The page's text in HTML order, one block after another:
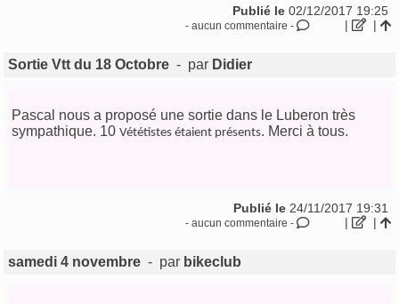
Publié le 02/12/2017 19:25
- aucun commentaire - | |
Sortie Vtt du 18 Octobre - par Didier
Pascal nous a proposé une sortie dans le Luberon très
sympathique. 10Vététistes étaient présents. Merci à tous.
Publié le 24/11/2017 19:31
- aucun commentaire - | |
samedi 4 novembre - par bikeclub